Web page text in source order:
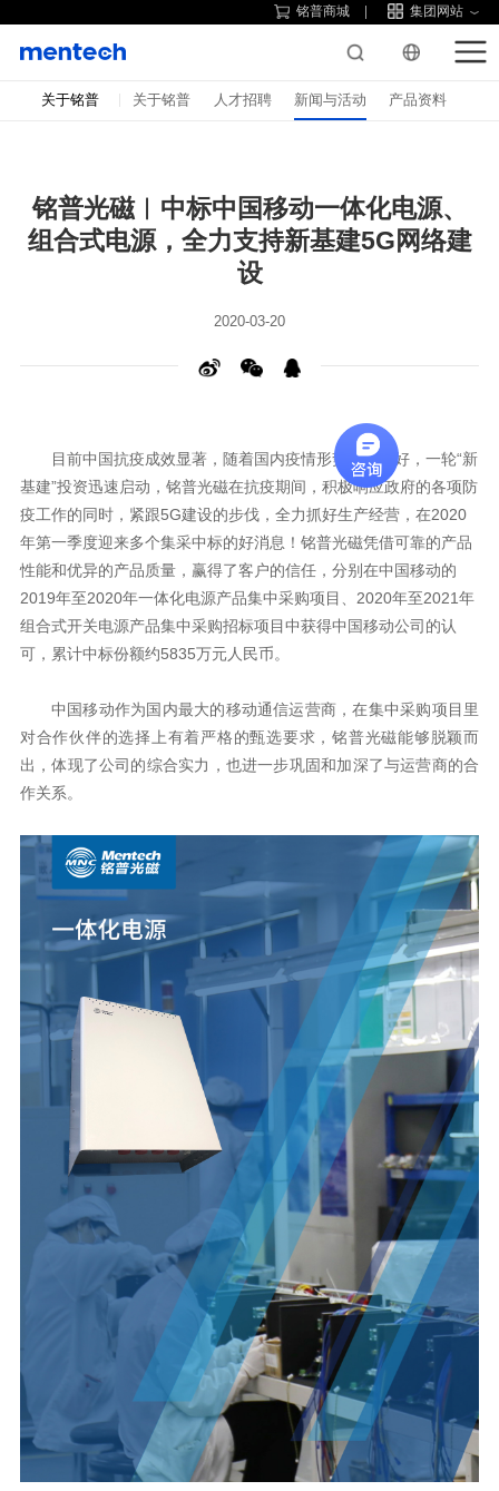
铭普商城 集团网站
关于铭普 关于铭普 人才招聘 新闻与活动 产品资料
设
2020-03-20
疫工作的同时，紧跟5G建设的步伐，全力抓好生产经营，在2020
年第一季度迎来多个集采中标的好消息！
性能和优异的产品质量，赢得了客户的信任，分别在中国移动的
2019年至2020年一体化电源产品集中采购项目、 2020年至2021
可，累计中标份额约5835万元人民币。
作关系。